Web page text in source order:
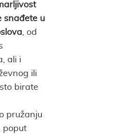
snađete u
, od
ali i
ili
birate
pružanju
poput